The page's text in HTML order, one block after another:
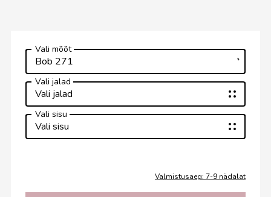
Vali mõõt
Bob 271
Vali jalad
Vali jalad
Vali sisu
Vali sisu
Valmistusaeg: 7-9 nädalat